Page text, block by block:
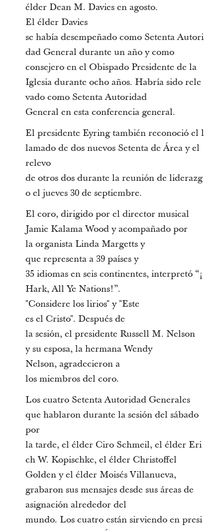
élder Dean M. Davies en agosto.
El élder Davies
se había desempeñado como Setenta Autori
dad General durante un año y como
consejero en el Obispado Presidente de la
Iglesia durante ocho años. Habría sido rele
vado como Setenta Autoridad
General en esta conferencia general.
El presidente Eyring también reconoció el l
lamado de dos nuevos Setenta de Área y el
relevo
de otros dos durante la reunión de liderazg
o el jueves 30 de septiembre.
El coro, dirigido por el director musical
Jamie Kalama Wood y acompañado por
la organista Linda Margetts y
que representa a 39 países y
35 idiomas en seis continentes, interpretó “¡
Hark, All Ye Nations!”.
"Considere los lirios" y "Este
es el Cristo". Después de
la sesión, el presidente Russell M. Nelson
y su esposa, la hermana Wendy
Nelson, agradecieron a
los miembros del coro.
Los cuatro Setenta Autoridad Generales
que hablaron durante la sesión del sábado
por
la tarde, el élder Ciro Schmeil, el élder Eri
ch W. Kopischke, el élder Christoffel
Golden y el élder Moisés Villanueva,
grabaron sus mensajes desde sus áreas de
asignación alrededor del
mundo. Los cuatro están sirviendo en presi